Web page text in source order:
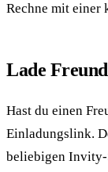
Rechne mit einer
Lade
Hast du einen
Einladungslink.
beliebigen Invity-